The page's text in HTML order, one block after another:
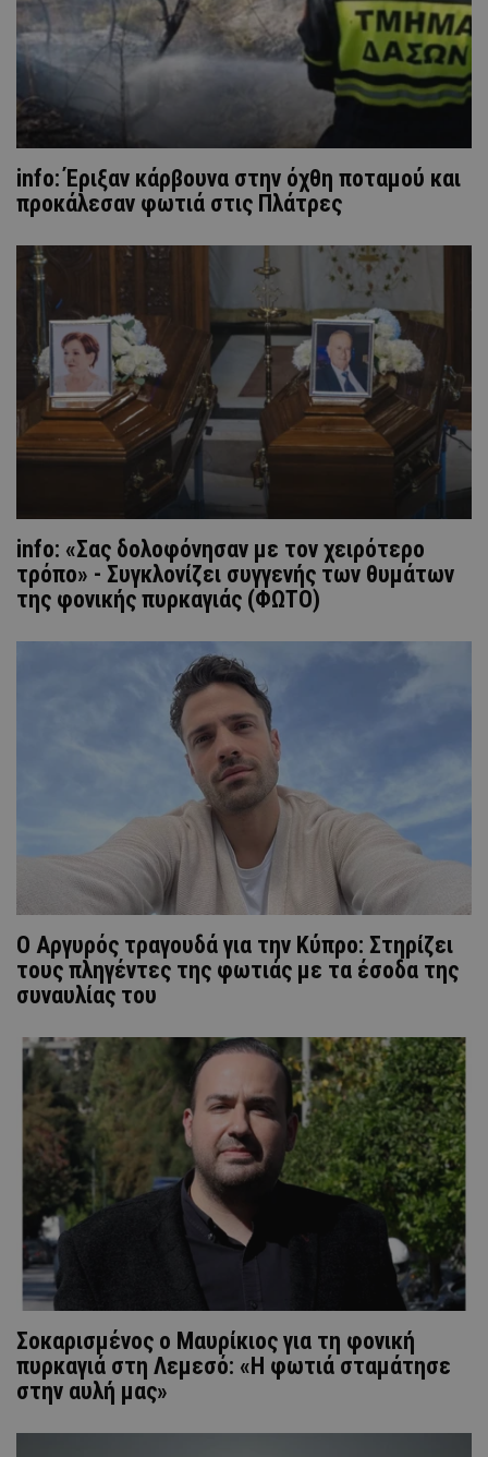
info: Έριξαν κάρβουνα στην όχθη ποταμού και
προκάλεσαν φωτιά στις Πλάτρες
info: «Σας δολοφόνησαν με τον χειρότερο
τρόπο» - Συγκλονίζει συγγενής των θυμάτων
της φονικής πυρκαγιάς (ΦΩΤΟ)
Ο Αργυρός τραγουδά για την Κύπρο: Στηρίζει
τους πληγέντες της φωτιάς με τα έσοδα της
συναυλίας του
Σοκαρισμένος ο Μαυρίκιος για τη φονική
πυρκαγιά στη Λεμεσό: «Η φωτιά σταμάτησε
στην αυλή μας»